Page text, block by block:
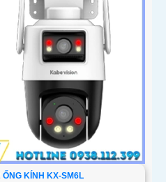
ỐNG KÍNH KX-SM6L